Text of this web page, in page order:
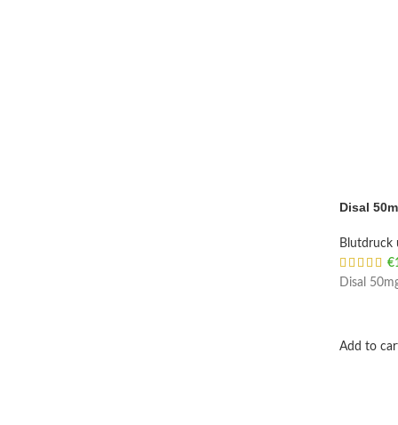
Disal
Blutdruck
€
Disal
Add to